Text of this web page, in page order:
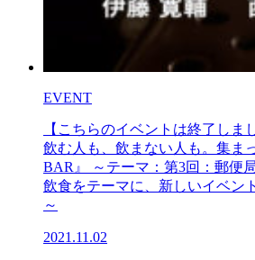
EVENT
【こちらのイベントは終了しま
飲む人も、飲まない人も。集ま
BAR』 ～テーマ：第3回：郵便
飲食をテーマに、新しいイベン
～
2021.11.02